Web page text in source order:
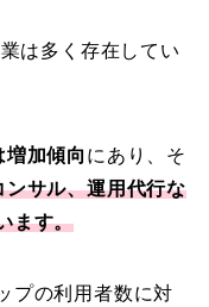
は多く存在してい
加傾向 にあり、そ
サル、運用代行な
ます。
プの利用者数に対